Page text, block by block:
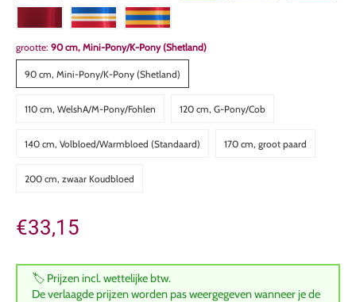
grootte: 90 cm, Mini-Pony/K-Pony (Shetland)
90 cm, Mini-Pony/K-Pony (Shetland)
110 cm, WelshA/M-Pony/Fohlen 120 cm, G-Pony/Cob
140 cm, Volbloed/Warmbloed (Standaard) 170 cm, groot paard
200 cm, zwaar Koudbloed
€33,15
🏷️ Prijzen incl. wettelijke btw.
De verlaagde prijzen worden pas weergegeven wanneer je de